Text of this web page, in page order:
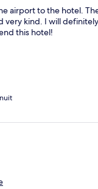
airport to the hotel.
very kind. I will
this hotel!